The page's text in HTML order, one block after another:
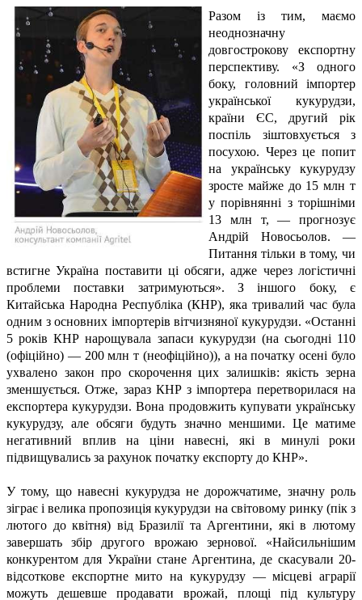
Разом із тим, маємо
неоднозначну
довгострокову експортну
перспективу. «З одного
боку, головний імпортер
української кукурудзи,
країни ЄС, другий рік
поспіль зіштовхується з
посухою. Через це попит
на українську кукурудзу
зросте майже до 15 млн т
у порівнянні з торішніми
13 млн т, — прогнозує
Андрій Новосьолов. —
Питання тільки в тому, чи
встигне Україна поставити ці обсяги, адже через логістичні
проблеми поставки затримуються». З іншого боку, є
Китайська Народна Республіка (КНР), яка тривалий час була
одним з основних імпортерів вітчизняної кукурудзи. «Останні
5 років КНР нарощувала запаси кукурудзи (на сьогодні 110
(офіційно) — 200 млн т (неофіційно)), а на початку осені було
ухвалено закон про скорочення цих залишків: якість зерна
зменшується. Отже, зараз КНР з імпортера перетворилася на
експортера кукурудзи. Вона продовжить купувати українську
кукурудзу, але обсяги будуть значно меншими. Це матиме
негативний вплив на ціни навесні, які в минулі роки
підвищувались за рахунок початку експорту до КНР».
У тому, що навесні кукурудза не дорожчатиме, значну роль
зіграє і велика пропозиція кукурудзи на світовому ринку (пік з
лютого до квітня) від Бразилії та Аргентини, які в лютому
завершать збір другого врожаю зернової. «Найсильнішим
конкурентом для України стане Аргентина, де скасували 20-
відсоткове експортне мито на кукурудзу — місцеві аграрії
можуть дешевше продавати врожай, площі під культуру